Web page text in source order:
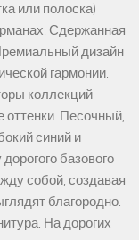
или полоска)
Сдержанная
дизайн
гармонии.
коллекций
Песочный,
синий и
базового
собой, создавая
благородно.
На дорогих